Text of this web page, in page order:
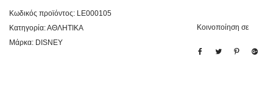
Κωδικός προϊόντος: LE000105
Κατηγορία:ΑΘΛΗΤΙΚΑ
Μάρκα: DISNEY
Κοινοποίηση σε